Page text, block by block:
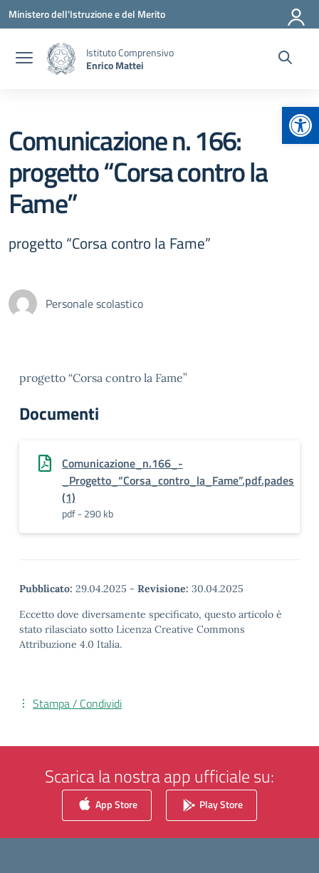
Vai ai contenuti
Vai al menu di navigazione
Vai al footer
Ministero dell'Istruzione e del Merito
Istituto Comprensivo
Enrico Mattei
Comunicazione n. 166:
progetto “Corsa contro la
Fame”
progetto “Corsa contro la Fame”
Personale scolastico
progetto “Corsa contro la Fame”
Documenti
Comunicazione_n.166_-
_Progetto_“Corsa_contro_la_Fame”.pdf.pades
(1)
pdf - 290 kb
Pubblicato: 29.04.2025 - Revisione: 30.04.2025
Eccetto dove diversamente specificato, questo articolo è
stato rilasciato sotto Licenza Creative Commons
Attribuzione 4.0 Italia.
Stampa / Condividi
Scarica la nostra app ufficiale su:
App Store Play Store